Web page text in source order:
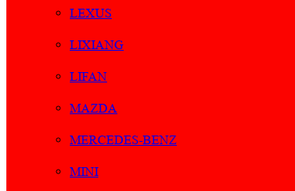
LEXUS
LIXIANG
LIFAN
MAZDA
MERCEDES-BENZ
MINI